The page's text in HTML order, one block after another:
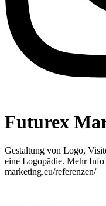
Futurex
Gestaltung von Logo,
eine Logopädie. Mehr
marketing.eu/referenzen/